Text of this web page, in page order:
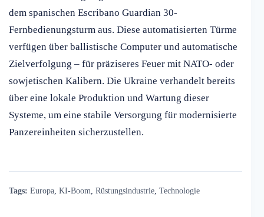
dem spanischen Escribano Guardian 30-
Fernbedienungsturm aus. Diese automatisierten Türme
verfügen über ballistische Computer und automatische
Zielverfolgung – für präziseres Feuer mit NATO- oder
sowjetischen Kalibern. Die Ukraine verhandelt bereits
über eine lokale Produktion und Wartung dieser
Systeme, um eine stabile Versorgung für modernisierte
Panzereinheiten sicherzustellen.
Tags: Europa KI-Boom Rüstungsindustrie Technologie